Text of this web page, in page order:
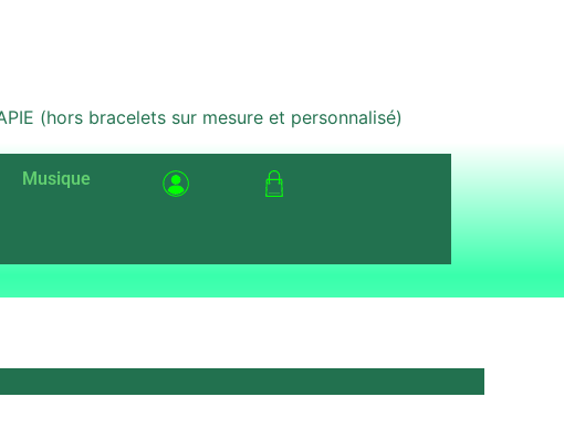
(hors bracelets sur mesure et personnalisé)
Musique